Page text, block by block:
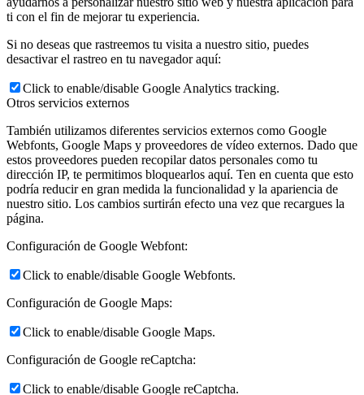
ti con el fin de mejorar tu experiencia.
Si no deseas que rastreemos tu visita a nuestro sitio, puedes
desactivar el rastreo en tu navegador aquí:
Click to enable/disable Google Analytics tracking.
Otros servicios externos
También utilizamos diferentes servicios externos como Google
Webfonts, Google Maps y proveedores de vídeo externos. Dado que
estos proveedores pueden recopilar datos personales como tu
dirección IP, te permitimos bloquearlos aquí. Ten en cuenta que esto
podría reducir en gran medida la funcionalidad y la apariencia de
nuestro sitio. Los cambios surtirán efecto una vez que recargues la
página.
Configuración de Google Webfont:
Click to enable/disable Google Webfonts.
Configuración de Google Maps:
Click to enable/disable Google Maps.
Configuración de Google reCaptcha:
Click to enable/disable Google reCaptcha.